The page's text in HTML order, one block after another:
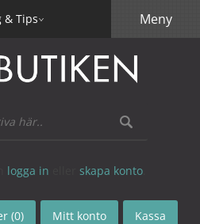
& Tips
logga in skapa konto
(0) Mitt konto Kassa
Meny